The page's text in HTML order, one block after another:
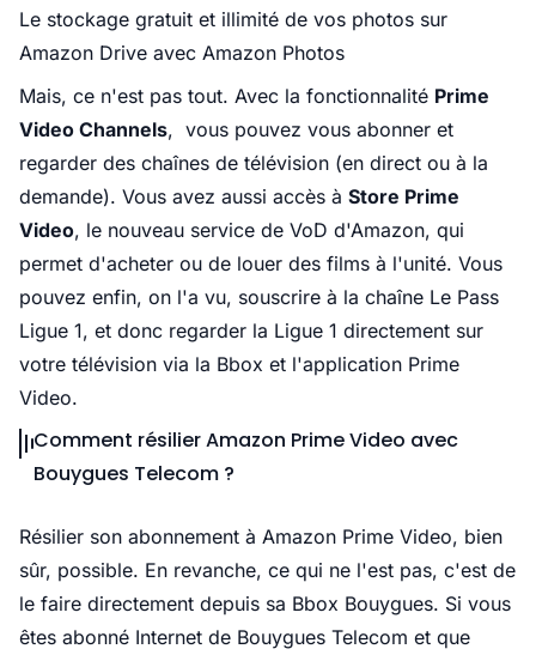
Le stockage gratuit et illimité de vos photos sur
Amazon Drive avec Amazon Photos
Mais, ce n'est pas tout. Avec la fonctionnalité Prime
Video Channels, vous pouvez vous abonner et
regarder des chaînes de télévision (en direct ou à la
demande). Vous avez aussi accès à Store Prime
Video, le nouveau service de VoD d'Amazon, qui
permet d'acheter ou de louer des films à l'unité. Vous
pouvez enfin, on l'a vu, souscrire à la chaîne Le Pass
Ligue 1, et donc regarder la Ligue 1 directement sur
votre télévision via la Bbox et l'application Prime
Video.
Comment résilier Amazon Prime Video avec
Bouygues Telecom ?
Résilier son abonnement à Amazon Prime Video, bien
sûr, possible. En revanche, ce qui ne l'est pas, c'est de
le faire directement depuis sa Bbox Bouygues. Si vous
êtes abonné Internet de Bouygues Telecom et que